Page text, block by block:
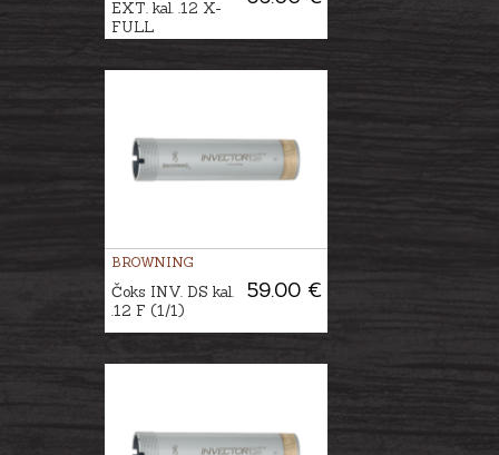
EXT. kal. .12 X-
FULL
BROWNING
59.00 €
Čoks INV. DS kal.
.12 F (1/1)